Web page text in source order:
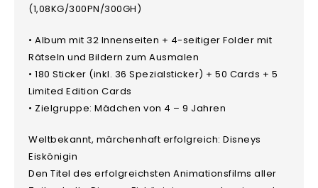
(1,08KG/300PN/300GH)
• Album mit 32 Innenseiten + 4-seitiger Folder mit
Rätseln und Bildern zum Ausmalen
• 180 Sticker (inkl. 36 Spezialsticker) + 50 Cards + 5
Limited Edition Cards
• Zielgruppe: Mädchen von 4 – 9 Jahren
Weltbekannt, märchenhaft erfolgreich: Disneys
Eiskönigin
Den Titel des erfolgreichsten Animationsfilms aller